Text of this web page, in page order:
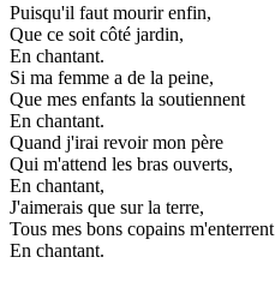
Puisqu'il faut mourir enfin,
Que ce soit côté jardin,
En chantant.
Si ma femme a de la peine,
Que mes enfants la soutiennent
En chantant.
Quand j'irai revoir mon père
Qui m'attend les bras ouverts,
En chantant,
J'aimerais que sur la terre,
Tous mes bons copains m'enterrent
En chantant.